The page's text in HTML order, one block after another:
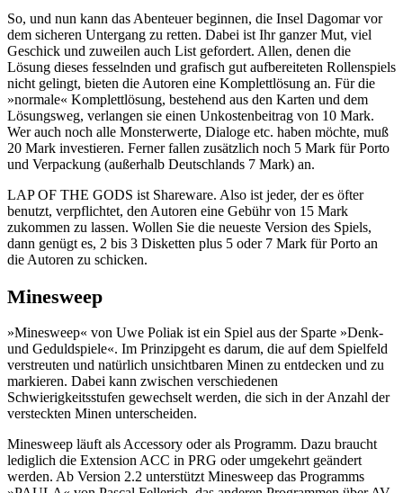
So, und nun kann das Abenteuer beginnen, die Insel Dagomar vor
dem sicheren Untergang zu retten. Dabei ist Ihr ganzer Mut, viel
Geschick und zuweilen auch List gefordert. Allen, denen die
Lösung dieses fesselnden und grafisch gut aufbereiteten Rollenspiels
nicht gelingt, bieten die Autoren eine Komplettlösung an. Für die
»normale« Komplettlösung, bestehend aus den Karten und dem
Lösungsweg, verlangen sie einen Unkostenbeitrag von 10 Mark.
Wer auch noch alle Monsterwerte, Dialoge etc. haben möchte, muß
20 Mark investieren. Ferner fallen zusätzlich noch 5 Mark für Porto
und Verpackung (außerhalb Deutschlands 7 Mark) an.
LAP OF THE GODS ist Shareware. Also ist jeder, der es öfter
benutzt, verpflichtet, den Autoren eine Gebühr von 15 Mark
zukommen zu lassen. Wollen Sie die neueste Version des Spiels,
dann genügt es, 2 bis 3 Disketten plus 5 oder 7 Mark für Porto an
die Autoren zu schicken.
Minesweep
»Minesweep« von Uwe Poliak ist ein Spiel aus der Sparte »Denk-
und Geduldspiele«. Im Prinzipgeht es darum, die auf dem Spielfeld
verstreuten und natürlich unsichtbaren Minen zu entdecken und zu
markieren. Dabei kann zwischen verschiedenen
Schwierigkeitsstufen gewechselt werden, die sich in der Anzahl der
versteckten Minen unterscheiden.
Minesweep läuft als Accessory oder als Programm. Dazu braucht
lediglich die Extension ACC in PRG oder umgekehrt geändert
werden. Ab Version 2.2 unterstützt Minesweep das Programms